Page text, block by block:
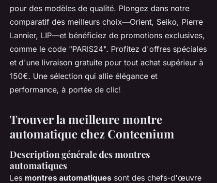
pour des modèles de qualité. Plongez dans notre
comparatif des meilleurs choix—Orient, Seiko, Pierre
Lannier, LIP—et bénéficiez de promotions exclusives,
comme le code "PARIS24". Profitez d'offres spéciales
et d'une livraison gratuite pour tout achat supérieur à
150€. Une sélection qui allie élégance et
performance, à portée de clic!
Trouver la meilleure montre
automatique chez Conteenium
Description générale des montres
automatiques
Les montres automatiques sont des chefs-d'œuvre